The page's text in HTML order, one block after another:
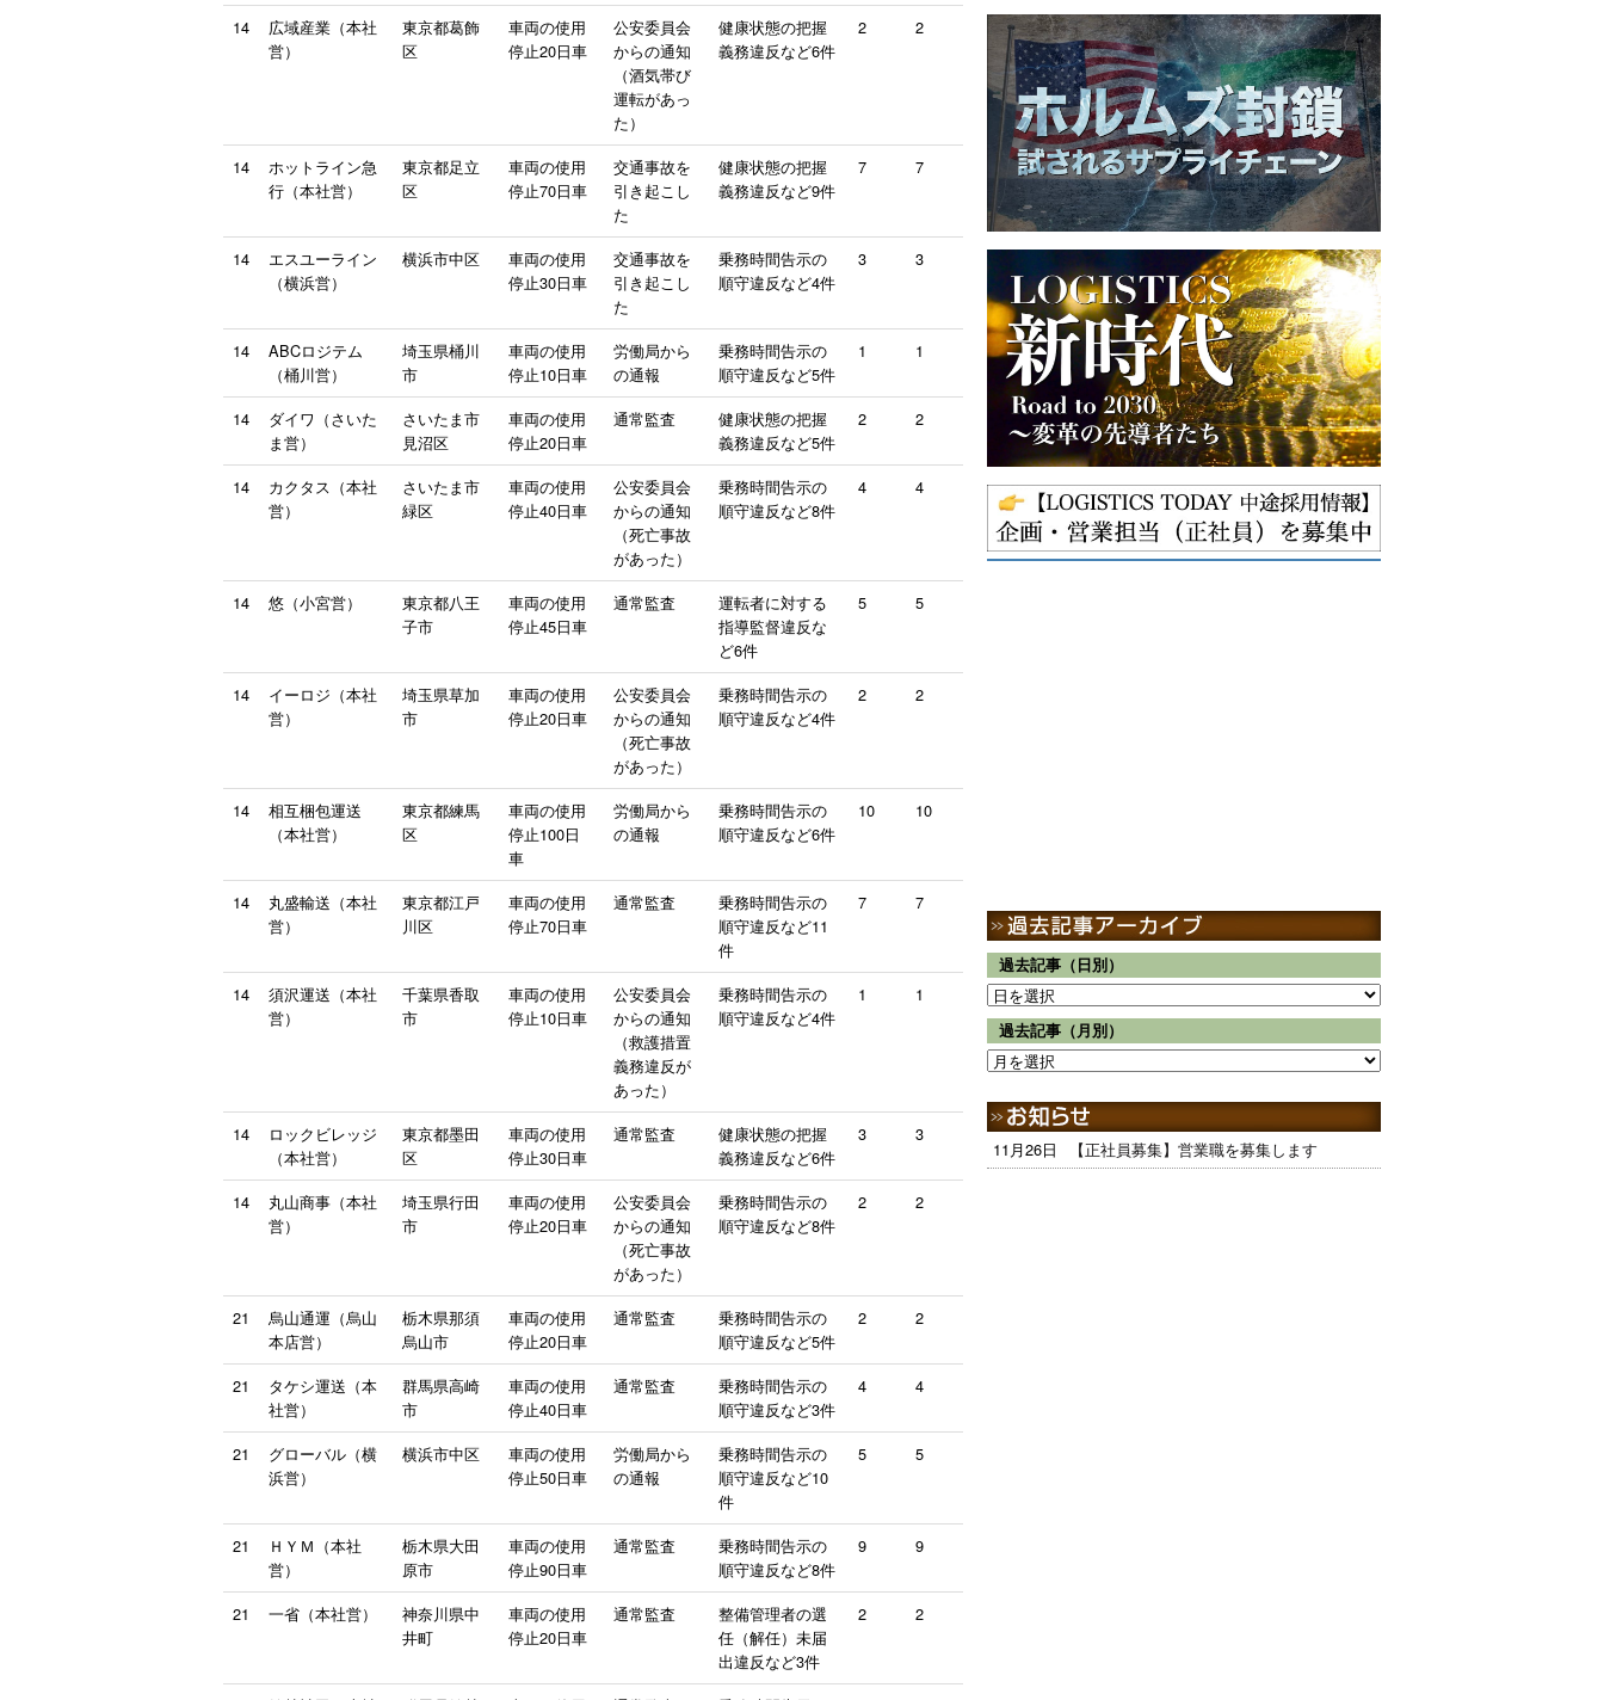
14
広域産業（本社
営）
東京都葛飾
区
車両の使用
停止20日車
公安委員会
からの通知
（酒気帯び
運転があっ
た）
健康状態の把握
義務違反など6件
2 2
14
ホットライン急
行（本社営）
東京都足立
区
車両の使用
停止70日車
交通事故を
引き起こし
た
健康状態の把握
義務違反など9件
7 7
14
エスユーライン
（横浜営）
横浜市中区
車両の使用
停止30日車
交通事故を
引き起こし
た
乗務時間告示の
順守違反など4件
3 3
14
ABCロジテム
（桶川営）
埼玉県桶川
市
車両の使用
停止10日車
労働局から
の通報
乗務時間告示の
順守違反など5件
1 1
14
ダイワ（さいた
ま営）
さいたま市
見沼区
車両の使用
停止20日車
通常監査
健康状態の把握
義務違反など5件
2 2
14
カクタス（本社
営）
さいたま市
緑区
車両の使用
停止40日車
公安委員会
からの通知
（死亡事故
があった）
乗務時間告示の
順守違反など8件
4 4
14 悠（小宮営）
東京都八王
子市
車両の使用
停止45日車
通常監査
運転者に対する
指導監督違反な
ど6件
5 5
14
イーロジ（本社
営）
埼玉県草加
市
車両の使用
停止20日車
公安委員会
からの通知
（死亡事故
があった）
乗務時間告示の
順守違反など4件
2 2
14
相互梱包運送
（本社営）
東京都練馬
区
車両の使用
停止100日
車
労働局から
の通報
乗務時間告示の
順守違反など6件
10 10
14
丸盛輸送（本社
営）
東京都江戸
川区
車両の使用
停止70日車
通常監査
乗務時間告示の
順守違反など11
件
7 7
14
須沢運送（本社
営）
千葉県香取
市
車両の使用
停止10日車
公安委員会
からの通知
（救護措置
義務違反が
あった）
乗務時間告示の
順守違反など4件
1 1
14
ロックビレッジ
（本社営）
東京都墨田
区
車両の使用
停止30日車
通常監査
健康状態の把握
義務違反など6件
3 3
14
丸山商事（本社
営）
埼玉県行田
市
車両の使用
停止20日車
公安委員会
からの通知
（死亡事故
があった）
乗務時間告示の
順守違反など8件
2 2
21
烏山通運（烏山
本店営）
栃木県那須
烏山市
車両の使用
停止20日車
通常監査
乗務時間告示の
順守違反など5件
2 2
21
タケシ運送（本
社営）
群馬県高崎
市
車両の使用
停止40日車
通常監査
乗務時間告示の
順守違反など3件
4 4
21
グローバル（横
浜営）
横浜市中区
車両の使用
停止50日車
労働局から
の通報
乗務時間告示の
順守違反など10
件
5 5
21
ＨＹＭ（本社
営）
栃木県大田
原市
車両の使用
停止90日車
通常監査
乗務時間告示の
順守違反など8件
9 9
21 一省（本社営）
神奈川県中
井町
車両の使用
停止20日車
通常監査
整備管理者の選
任（解任）未届
出違反など3件
2 2
過去記事（日別）
過去記事（月別）
11月26日 【正社員募集】営業職を募集します